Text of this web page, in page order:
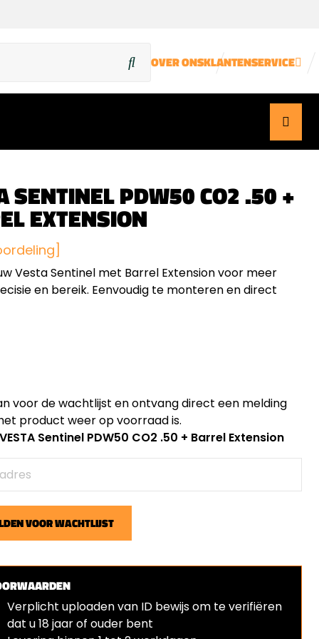
OVER ONSKLANTENSERVICE
SENTINEL PDW50 CO2 .50 +
EXTENSION
Vesta Sentinel met Barrel Extension voor meer
en bereik. Eenvoudig te monteren en direct
voor de wachtlijst en ontvang direct een melding
product weer op voorraad is.
Sentinel PDW50 CO2 .50 + Barrel Extension
VOOR WACHTLIJST
Verplicht uploaden van ID bewijs om te verifiëren
dat u 18 jaar of ouder bent